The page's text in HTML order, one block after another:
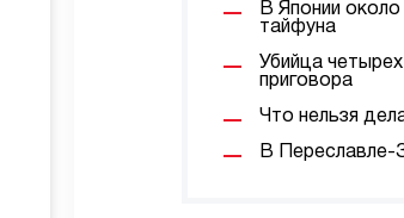
В Японии
тайфуна
Убийца
приговора
Что нельзя
В Переславле-